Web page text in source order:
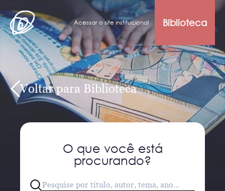
Acessar o site institucional Biblioteca
Voltar para Biblioteca
O que você está
procurando?